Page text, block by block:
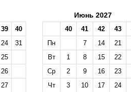
39
40
24
31
25
26
27
Июнь 2027
40 41 42 43
Пн
7 14 21
Вт
1 8 15 22
Ср
2 9 16 23
Чт
3 10 17 24